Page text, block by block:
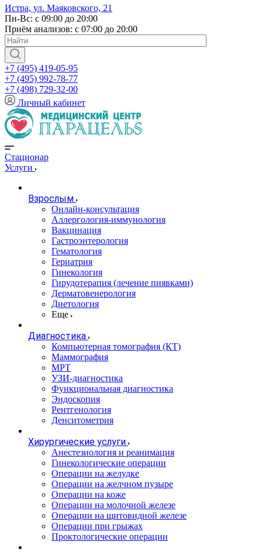
Истра, ул. Маяковского, 21
Пн-Вс: с 09:00 до 20:00
Приём анализов: с 07:00 до 20:00
+7 (495) 419-05-95
+7 (495) 992-78-77
+7 (498) 729-32-00
Личный кабинет
Стационар
Услуги
Взрослым
Онлайн-консультация
Аллергология-иммунология
Вакцинация
Гастроэнтерология
Гематология
Гериатрия
Гинекология
Гирудотерапия (лечение пиявками)
Дерматовенерология
Диетология
Еще
Диагностика
Компьютерная томография (КТ)
Маммография
МРТ
УЗИ-диагностика
Функциональная диагностика
Эндоскопия
Рентгенология
Денситометрия
Хирургические услуги
Анестезиология и реанимация
Гинекологические операции
Операции на желудке
Операции на желчном пузыре
Операции на коже
Операции на молочной железе
Операции на щитовидной железе
Операции при грыжах
Проктологические операции